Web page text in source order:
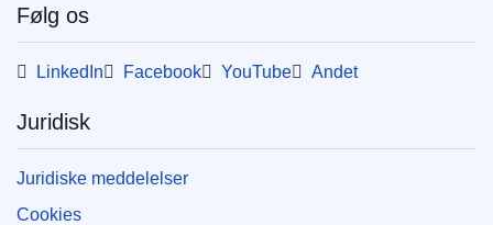
Følg os
LinkedIn Facebook YouTube Andet
Juridisk
Juridiske meddelelser
Cookies